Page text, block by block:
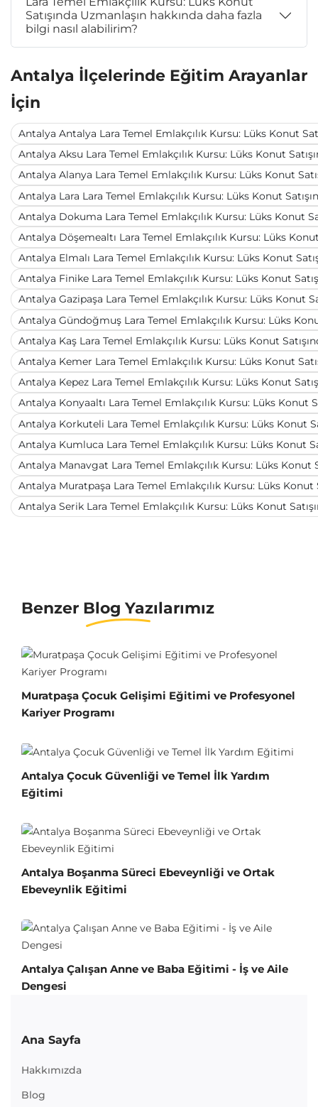
Satışında Uzmanlaşın hakkında daha fazla
bilgi nasıl alabilirim?
Antalya İlçelerinde Eğitim Arayanlar
İçin
Antalya Antalya Lara Temel Emlakçılık Kursu: Lüks Konut
Antalya Aksu Lara Temel Emlakçılık Kursu: Lüks Konut
Antalya Alanya Lara Temel Emlakçılık Kursu: Lüks Konut
Antalya Lara Lara Temel Emlakçılık Kursu: Lüks Konut
Antalya Dokuma Lara Temel Emlakçılık Kursu: Lüks Konut
Antalya Döşemealtı Lara Temel Emlakçılık Kursu: Lüks
Antalya Elmalı Lara Temel Emlakçılık Kursu: Lüks Konut
Antalya Finike Lara Temel Emlakçılık Kursu: Lüks Konut
Antalya Gazipaşa Lara Temel Emlakçılık Kursu: Lüks Konut
Antalya Gündoğmuş Lara Temel Emlakçılık Kursu: Lüks
Antalya Kaş Lara Temel Emlakçılık Kursu: Lüks Konut
Antalya Kemer Lara Temel Emlakçılık Kursu: Lüks Konut
Antalya Kepez Lara Temel Emlakçılık Kursu: Lüks Konut
Antalya Konyaaltı Lara Temel Emlakçılık Kursu: Lüks Konut
Antalya Korkuteli Lara Temel Emlakçılık Kursu: Lüks Konut
Antalya Kumluca Lara Temel Emlakçılık Kursu: Lüks Konut
Antalya Manavgat Lara Temel Emlakçılık Kursu: Lüks Konut
Antalya Muratpaşa Lara Temel Emlakçılık Kursu: Lüks Konut
Antalya Serik Lara Temel Emlakçılık Kursu: Lüks Konut
Benzer Blog Yazılarımız
Muratpaşa Çocuk Gelişimi Eğitimi ve Profesyonel
Kariyer Programı
Antalya Çocuk Güvenliği ve Temel İlk Yardım
Eğitimi
Antalya Boşanma Süreci Ebeveynliği ve Ortak
Ebeveynlik Eğitimi
Antalya Çalışan Anne ve Baba Eğitimi - İş ve Aile
Dengesi
Ana Sayfa
Hakkımızda
Blog